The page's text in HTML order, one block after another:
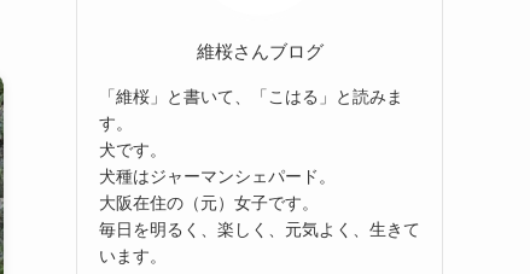
維桜さんブログ
「維桜」と書いて、「こはる」と読みま
す。
犬です。
犬種はジャーマンシェパード。
大阪在住の（元）女子です。
毎日を明るく、楽しく、元気よく、生きて
います。